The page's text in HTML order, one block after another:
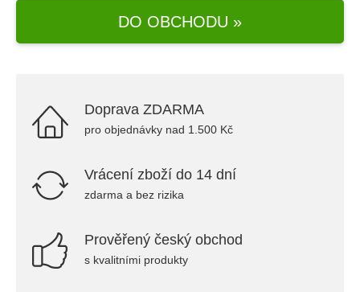
DO OBCHODU »
Doprava ZDARMA
pro objednávky nad 1.500 Kč
Vrácení zboží do 14 dní
zdarma a bez rizika
Prověřený český obchod
s kvalitními produkty